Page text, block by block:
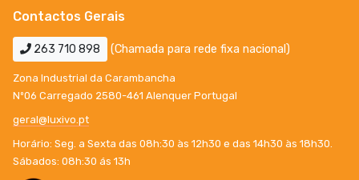
Contactos Gerais
263 710 898 (Chamada para rede fixa nacional)
Zona Industrial da Carambancha
Nº06 Carregado 2580-461 Alenquer Portugal
geral@luxivo.pt
Horário: Seg. a Sexta das 08h:30 às 12h30 e das 14h30 às 18h30.
Sábados: 08h:30 ás 13h